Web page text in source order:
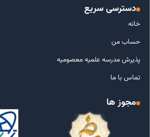
دسترسی سریع
خانه
حساب من
پذیرش مدرسه علمیه معصومیه
تماس با ما
مجوز ها